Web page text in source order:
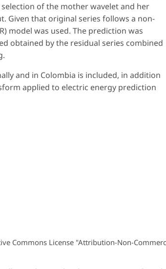
of the mother wavelet and her
Given that original series follows a non-
model was used. The prediction was
obtained by the residual series combined
and in Colombia is included, in addition
applied to electric energy prediction
Commons License "Attribution-Non-